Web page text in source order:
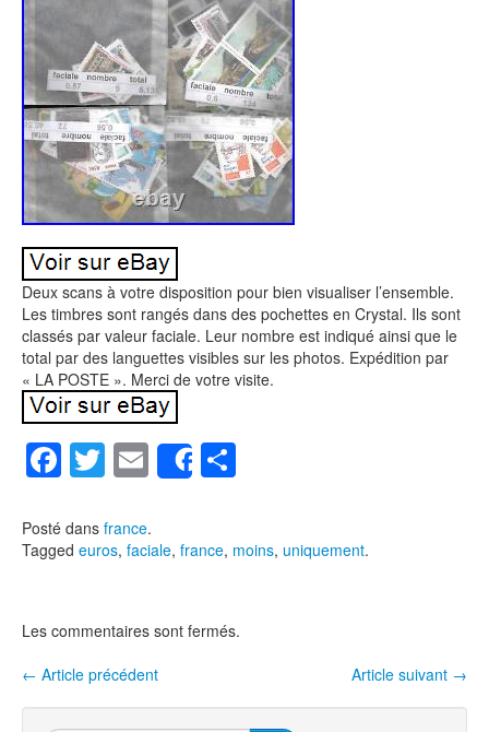
Deux scans à votre disposition pour bien visualiser l’ensemble.
Les timbres sont rangés dans des pochettes en Crystal. Ils sont
classés par valeur faciale. Leur nombre est indiqué ainsi que le
total par des languettes visibles sur les photos. Expédition par
« LA POSTE ». Merci de votre visite.
F
c
e
o
o
k
T
tt
er
E
m
ail
Share
g
Posté dans france.
Tagged euros, faciale, france, moins, uniquement.
Les commentaires sont fermés.
Navigation entre les articles
Article suivant →
← Article précédent